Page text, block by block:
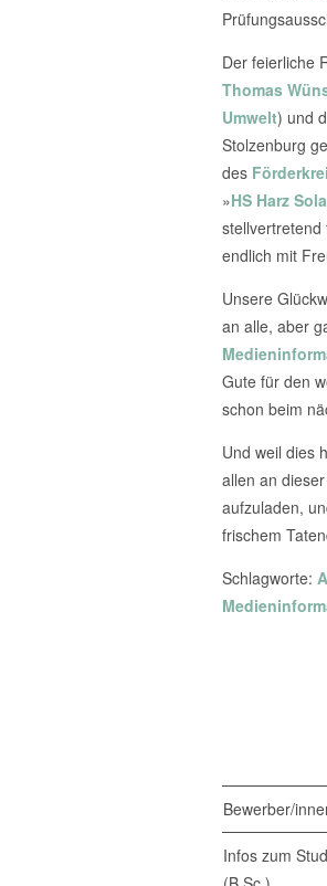
Der feierliche
Thomas
Umwelt) und
Stolzenburg
des
»HS Harz
stellvertretend
endlich mit
Unsere
an alle, aber
Gute für den
schon beim
Und weil dies
allen an
aufzuladen,
frischem
Schlagworte:
Bewerber/
Infos zum